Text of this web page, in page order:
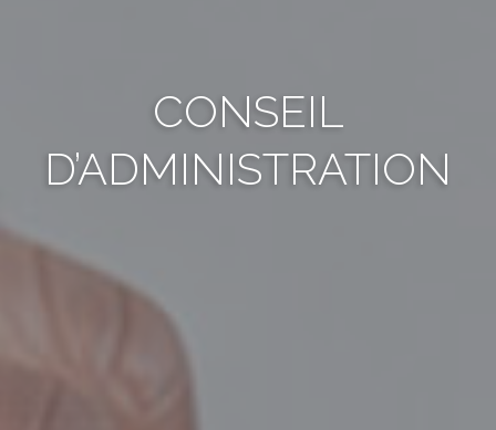
CONSEIL
D’ADMINISTRATION